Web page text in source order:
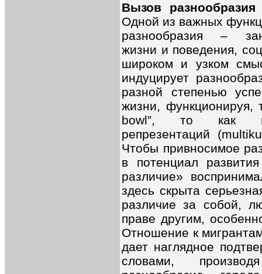
Вызов
Одной из важных
разнообразия –
жизни и поведения,
широком и узком
индуцирует
разной степенью
жизни, функционируя,
bowl”, то как
репрезентаций
Чтобы привносимое
в потенциал
различие»
здесь скрыта
различие за собой,
праве другим,
Отношение к
дает наглядное
словами,